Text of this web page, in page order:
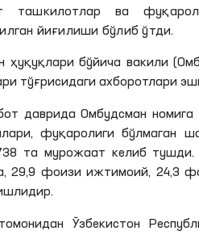
ташкилотлар ва
йиғилиши бўлиб ўтди.
бўйича вакили
тўғрисидаги ахборотлари
даврида Омбудсман
фуқаролиги бўлмаган
та мурожаат келиб
29,9 фоизи ижтимоий, 24,3
Ўзбекистон